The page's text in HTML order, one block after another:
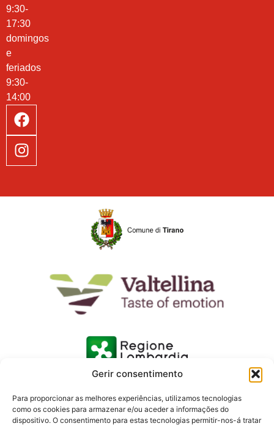
Gerir consentimento
Para proporcionar as melhores experiências, utilizamos tecnologias
como os cookies para armazenar e/ou aceder a informações do
dispositivo. O consentimento para estas tecnologias permitir-nos-á tratar
9:30-
17:30
domingos
e
feriados
9:30-
14:00